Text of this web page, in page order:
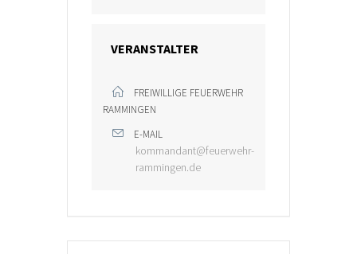
VERANSTALTER
FREIWILLIGE FEUERWEHR
RAMMINGEN
E-MAIL
kommandant@feuerwehr-
rammingen.de